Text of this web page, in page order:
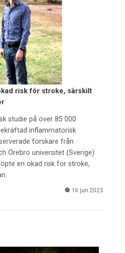
risk för stroke, särskilt
studie på över 85 000
inflammatorisk
forskare från
Örebro universitet (Sverige)
en ökad risk för stroke,
16 jun 2023